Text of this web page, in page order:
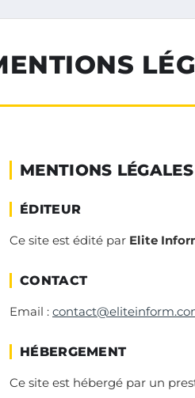
MENTIONS LÉGALES
ÉDITEUR
Ce site est édité par Elite
CONTACT
Email :
HÉBERGEMENT
Ce site est hébergé par un